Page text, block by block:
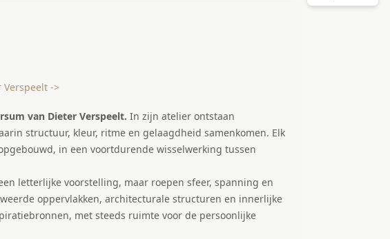
->
van Dieter Verspeelt. In zijn atelier ontstaan
structuur, kleur, ritme en gelaagdheid samenkomen. Elk
in een voortdurende wisselwerking tussen
letterlijke voorstelling, maar roepen sfeer, spanning en
oppervlakken, architecturale structuren en innerlijke
met steeds ruimte voor de persoonlijke